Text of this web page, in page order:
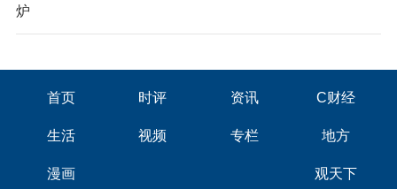
炉
首页 时评 资讯 C财经
生活 视频 专栏 地方
漫画 观天下